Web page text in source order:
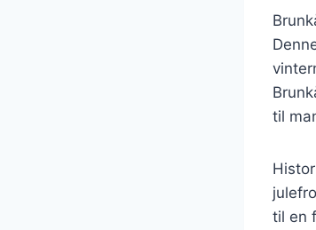
til
til en